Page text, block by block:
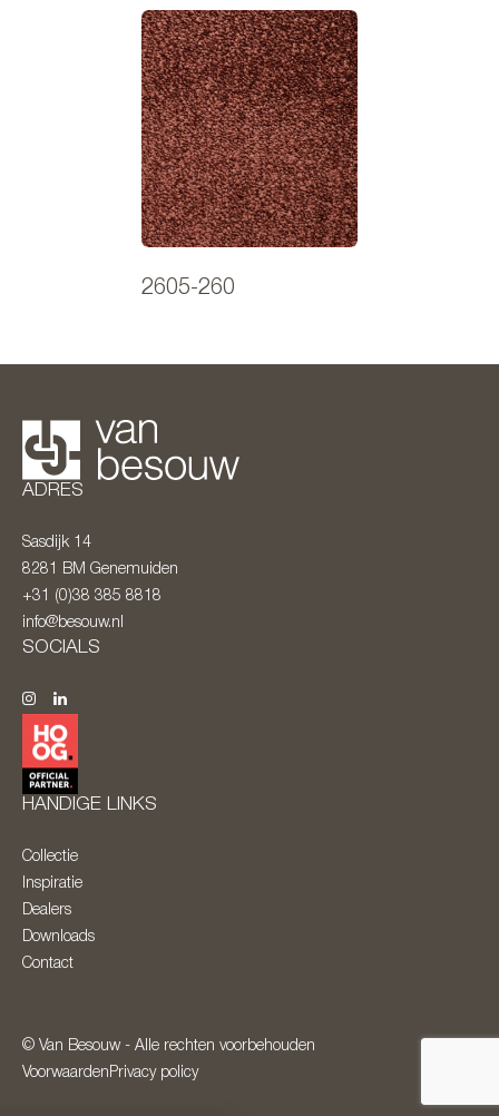
2605-260
ADRES
Sasdijk 14
8281 BM Genemuiden
+31 (0)38 385 8818
info@besouw.nl
SOCIALS
HANDIGE LINKS
Collectie
Inspiratie
Dealers
Downloads
Contact
© Van Besouw - Alle rechten voorbehouden
Voorwaarden Privacy policy